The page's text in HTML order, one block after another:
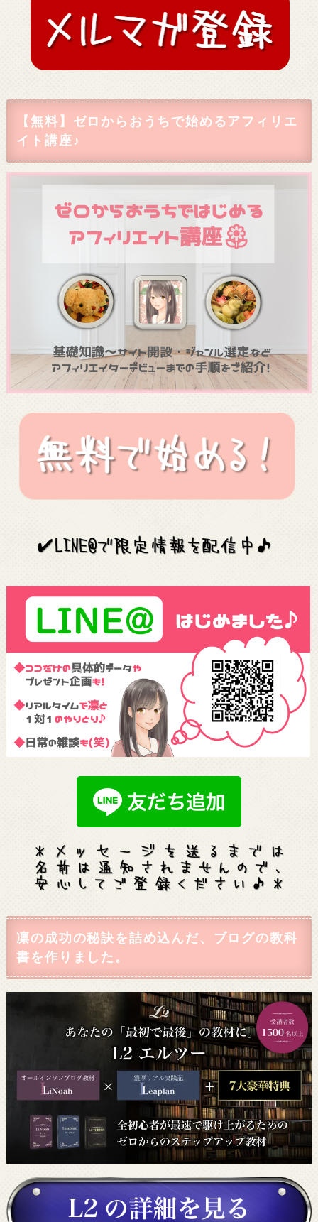
【無料】ゼロからおうちで始めるアフィリエ
イト講座♪
凛の成功の秘訣を詰め込んだ、ブログの教科
書を作りました。